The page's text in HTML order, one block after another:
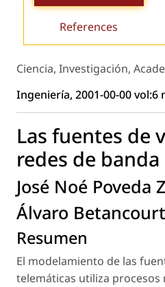
References
Ciencia, Investigación,
Ingeniería, 2001-00-00 vol:6
Las fuentes de
redes de banda
José Noé Poveda
Álvaro
Resumen
El modelamiento de las
telemáticas utiliza procesos